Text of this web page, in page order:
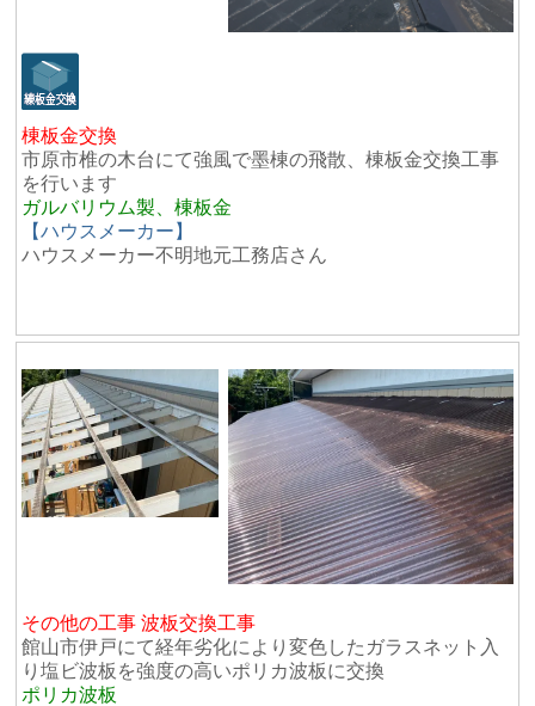
棟板金交換
市原市椎の木台にて強風で墨棟の飛散、棟板金交換工事
を行います
ガルバリウム製、棟板金
【ハウスメーカー】
ハウスメーカー不明地元工務店さん
その他の工事 波板交換工事
館山市伊戸にて経年劣化により変色したガラスネット入
り塩ビ波板を強度の高いポリカ波板に交換
ポリカ波板